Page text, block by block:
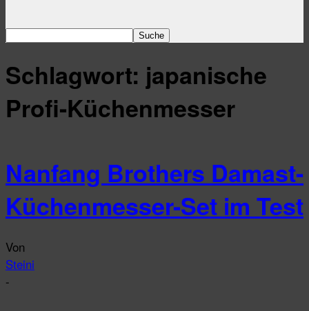
Schlagwort: japanische
Profi-Küchenmesser
Nanfang Brothers Damast-
Küchenmesser-Set im Test
Von
Steini
-